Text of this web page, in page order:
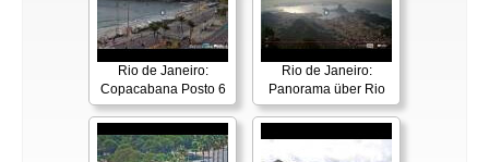
Rio de Janeiro:
Copacabana Posto 6
Rio de Janeiro:
Panorama über Rio